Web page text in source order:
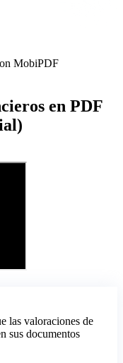
MobiPDF
en PDF
las valoraciones de
sus documentos